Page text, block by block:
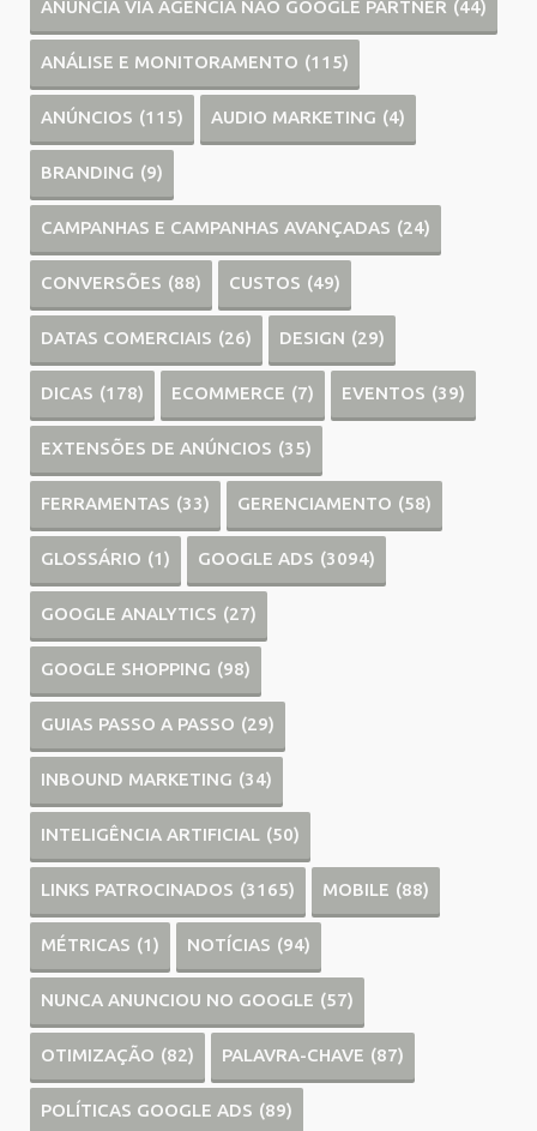
ANUNCIA VIA AGÊNCIA NÃO GOOGLE PARTNER (44)
ANÁLISE E MONITORAMENTO (115)
ANÚNCIOS (115) AUDIO MARKETING (4)
BRANDING (9)
CAMPANHAS E CAMPANHAS AVANÇADAS (24)
CONVERSÕES (88) CUSTOS (49)
DATAS COMERCIAIS (26) DESIGN (29)
DICAS (178) ECOMMERCE (7) EVENTOS (39)
EXTENSÕES DE ANÚNCIOS (35)
FERRAMENTAS (33) GERENCIAMENTO (58)
GLOSSÁRIO (1) GOOGLE ADS (3094)
GOOGLE ANALYTICS (27)
GOOGLE SHOPPING (98)
GUIAS PASSO A PASSO (29)
INBOUND MARKETING (34)
INTELIGÊNCIA ARTIFICIAL (50)
LINKS PATROCINADOS (3165) MOBILE (88)
MÉTRICAS (1) NOTÍCIAS (94)
NUNCA ANUNCIOU NO GOOGLE (57)
OTIMIZAÇÃO (82) PALAVRA-CHAVE (87)
POLÍTICAS GOOGLE ADS (89)